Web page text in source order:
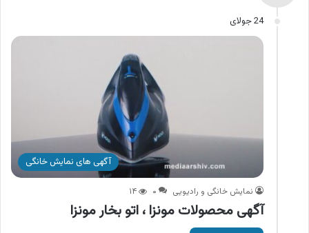
24 جولای
آگهی های نمایش خانگی
نمایش خانگی و رادیویی ۰ ۱۴
آگهی محصولات مونزا ، اتو بخار مونزا